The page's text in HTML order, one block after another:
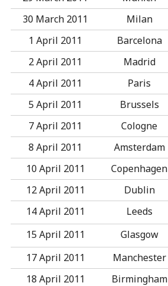
30 March 2011
Milan
1 April 2011
Barcelona
2 April 2011
Madrid
4 April 2011
Paris
5 April 2011
Brussels
7 April 2011
Cologne
8 April 2011
Amsterdam
10 April 2011
Copenhagen
12 April 2011
Dublin
14 April 2011
Leeds
15 April 2011
Glasgow
17 April 2011
Manchester
18 April 2011
Birmingham